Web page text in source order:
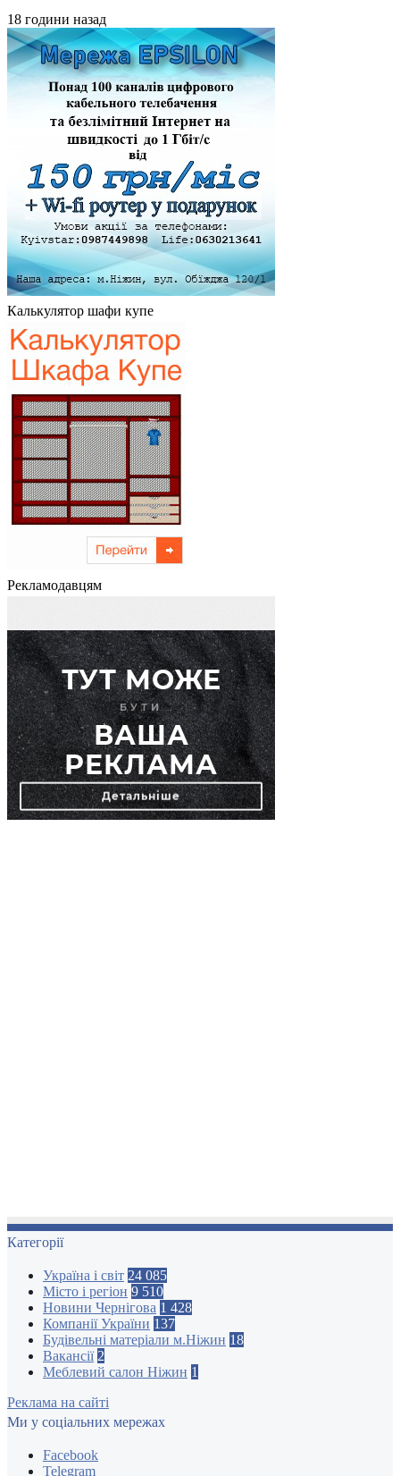
18 години назад
Калькулятор шафи купе
Рекламодавцям
Категорії
Україна і світ 24 085
Місто і регіон 9 510
Новини Чернігова 1 428
Компанії України 137
Будівельні матеріали м.Ніжин 18
Вакансії 2
Меблевий салон Ніжин 1
Реклама на сайті
Ми у соціальних мережах
Facebook
Telegram